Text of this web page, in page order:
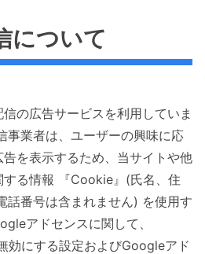
について
の広告サービスを利用していま
事業者は、ユーザーの興味に応
を表示するため、当サイトや他
る情報 『Cookie』(氏名、住
話番号は含まれません) を使用す
アドセンスに関して、
効にする設定およびGoogleアド